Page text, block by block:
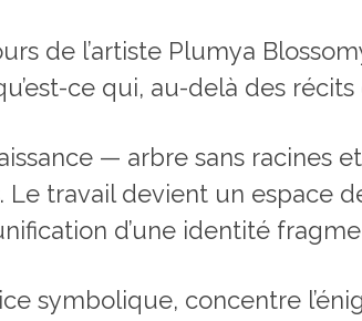
de l’artiste Plumya
ce qui, au-delà des
— arbre sans racines
travail devient un espace
d’une identité
symbolique, concentre